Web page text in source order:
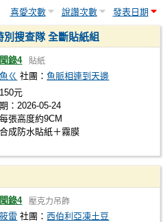
喜愛次數 說讚次數 發表日期
搜查隊 全斷貼紙組
錄4 貼紙
魚ㄍ 社團：魚脈相連到天邊
元
：2026-05-24
張高度約9CM
成防水貼紙＋霧膜
錄4 壓克力吊飾
筱雷 社團：西伯利亞凍土豆